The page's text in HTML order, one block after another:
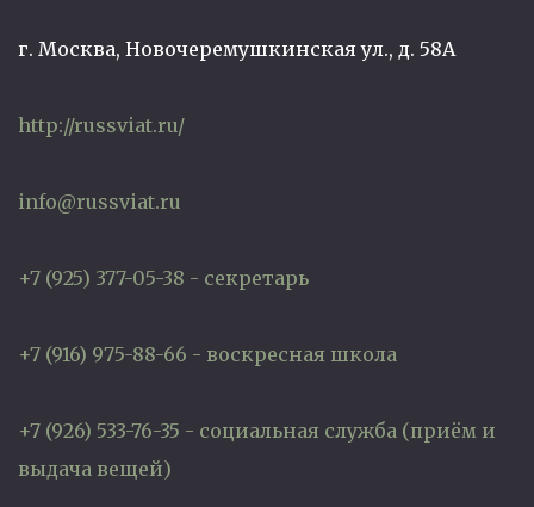
г. Москва, Новочеремушкинская ул., д. 58А
http://russviat.ru/
info@russviat.ru
+7 (925) 377-05-38 - секретарь
+7 (916) 975-88-66 - воскресная школа
+7 (926) 533-76-35 - социальная служба (приём и
выдача вещей)